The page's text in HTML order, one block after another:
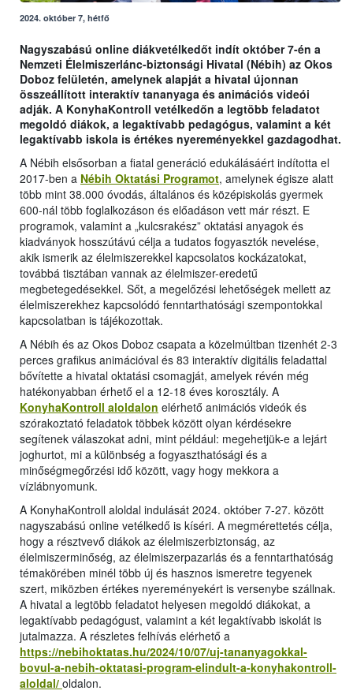
2024. október 7, hétfő
Nagyszabású online diákvetélkedőt indít október 7-én a
Nemzeti Élelmiszerlánc-biztonsági Hivatal (Nébih) az Okos
Doboz felületén, amelynek alapját a hivatal újonnan
összeállított interaktív tananyaga és animációs videói
adják. A KonyhaKontroll vetélkedőn a legtöbb feladatot
megoldó diákok, a legaktívabb pedagógus, valamint a két
legaktívabb iskola is értékes nyereményekkel gazdagodhat.
A Nébih elsősorban a fiatal generáció edukálásáért indította el
2017-ben a Nébih Oktatási Programot, amelynek égisze alatt
több mint 38.000 óvodás, általános és középiskolás gyermek
600-nál több foglalkozáson és előadáson vett már részt. E
programok, valamint a „kulcsrakész” oktatási anyagok és
kiadványok hosszútávú célja a tudatos fogyasztók nevelése,
akik ismerik az élelmiszerekkel kapcsolatos kockázatokat,
továbbá tisztában vannak az élelmiszer-eredetű
megbetegedésekkel. Sőt, a megelőzési lehetőségek mellett az
élelmiszerekhez kapcsolódó fenntarthatósági szempontokkal
kapcsolatban is tájékozottak.
A Nébih és az Okos Doboz csapata a közelmúltban tizenhét 2-3
perces grafikus animációval és 83 interaktív digitális feladattal
bővítette a hivatal oktatási csomagját, amelyek révén még
hatékonyabban érhető el a 12-18 éves korosztály. A
KonyhaKontroll aloldalon elérhető animációs videók és
szórakoztató feladatok többek között olyan kérdésekre
segítenek válaszokat adni, mint például: megehetjük-e a lejárt
joghurtot, mi a különbség a fogyaszthatósági és a
minőségmegőrzési idő között, vagy hogy mekkora a
vízlábnyomunk.
A KonyhaKontroll aloldal indulását 2024. október 7-27. között
nagyszabású online vetélkedő is kíséri. A megmérettetés célja,
hogy a résztvevő diákok az élelmiszerbiztonság, az
élelmiszerminőség, az élelmiszerpazarlás és a fenntarthatóság
témakörében minél több új és hasznos ismeretre tegyenek
szert, miközben értékes nyereményekért is versenybe szállnak.
A hivatal a legtöbb feladatot helyesen megoldó diákokat, a
legaktívabb pedagógust, valamint a két legaktívabb iskolát is
jutalmazza. A részletes felhívás elérhető a
https://nebihoktatas.hu/2024/10/07/uj-tananyagokkal-
bovul-a-nebih-oktatasi-program-elindult-a-konyhakontroll-
aloldal/ oldalon.